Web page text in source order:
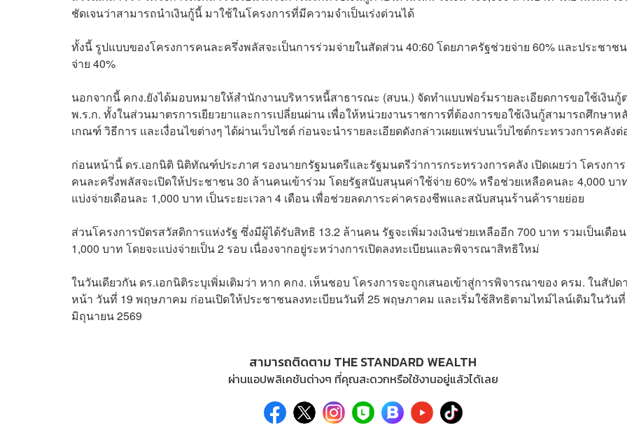
ชัดเจนว่าสามารถนำเงินกู้นี้ มาใช้ในโครงการที่มีความจำเป็นเร่งด่วนได้
ทั้งนี้ รูปแบบของโครงการคนละครึ่งพลัสจะเป็นการร่วมจ่ายในสัดส่วน 40:60 โดยภาครัฐช่วยจ่าย 60% และประชาช
จ่าย 40%
นอกจากนี้ คกง.ยังได้มอบหมายให้สำนักงานบริหารหนี้สาธารณะ (สบน.) จัดทำแบบฟอร์มรายละเอียดการขอใช้เงินกู้
พ.ร.ก. ทั้งในส่วนมาตรการเยียวยาและการเปลี่ยนผ่าน เพื่อให้หน่วยงานราชการที่ต้องการขอใช้เงินกู้สามารถศึกษาห
เกณฑ์ วิธีการ และเงื่อนไขต่างๆ ได้ผ่านเว็บไซต์ ก่อนจะนำรายละเอียดดังกล่าวเผยแพร่บนเว็บไซต์กระทรวงการคลังต่
ก่อนหน้านี้ ดร.เอกนิติ นิติทัณฑ์ประภาศ รองนายกรัฐมนตรีและรัฐมนตรีว่าการกระทรวงการคลัง เปิดเผยว่า โครงการ
คนละครึ่งพลัสจะเปิดให้ประชาชน 30 ล้านคนเข้าร่วม โดยรัฐสนับสนุนค่าใช้จ่าย 60% หรือช่วยเหลือคนละ 4,000 บา
แบ่งจ่ายเดือนละ 1,000 บาท เป็นระยะเวลา 4 เดือน เพื่อช่วยลดภาระค่าครองชีพและสนับสนุนร้านค้ารายย่อย
ส่วนโครงการบัตรสวัสดิการแห่งรัฐ ซึ่งมีผู้ได้รับสิทธิ 13.2 ล้านคน รัฐจะเพิ่มวงเงินช่วยเหลืออีก 700 บาท รวมเป็นเดือ
1,000 บาท โดยจะแบ่งจ่ายเป็น 2 รอบ เนื่องจากอยู่ระหว่างการเปิดลงทะเบียนและพิจารณาสิทธิใหม่
ในวันเดียวกัน ดร.เอกนิติระบุเพิ่มเติมว่า หาก คกง. เห็นชอบ โครงการจะถูกเสนอเข้าสู่การพิจารณาของ ครม. ในสัปด
หน้า วันที่ 19 พฤษภาคม ก่อนเปิดให้ประชาชนลงทะเบียนวันที่ 25 พฤษภาคม และเริ่มใช้สิทธิตามไทม์ไลน์เดิมในวัน
มิถุนายน 2569
สามารถติดตาม THE STANDARD WEALTH
ผ่านแอปพลิเคชันต่างๆ ที่คุณสะดวกหรือใช้งานอยู่แล้วได้เลย